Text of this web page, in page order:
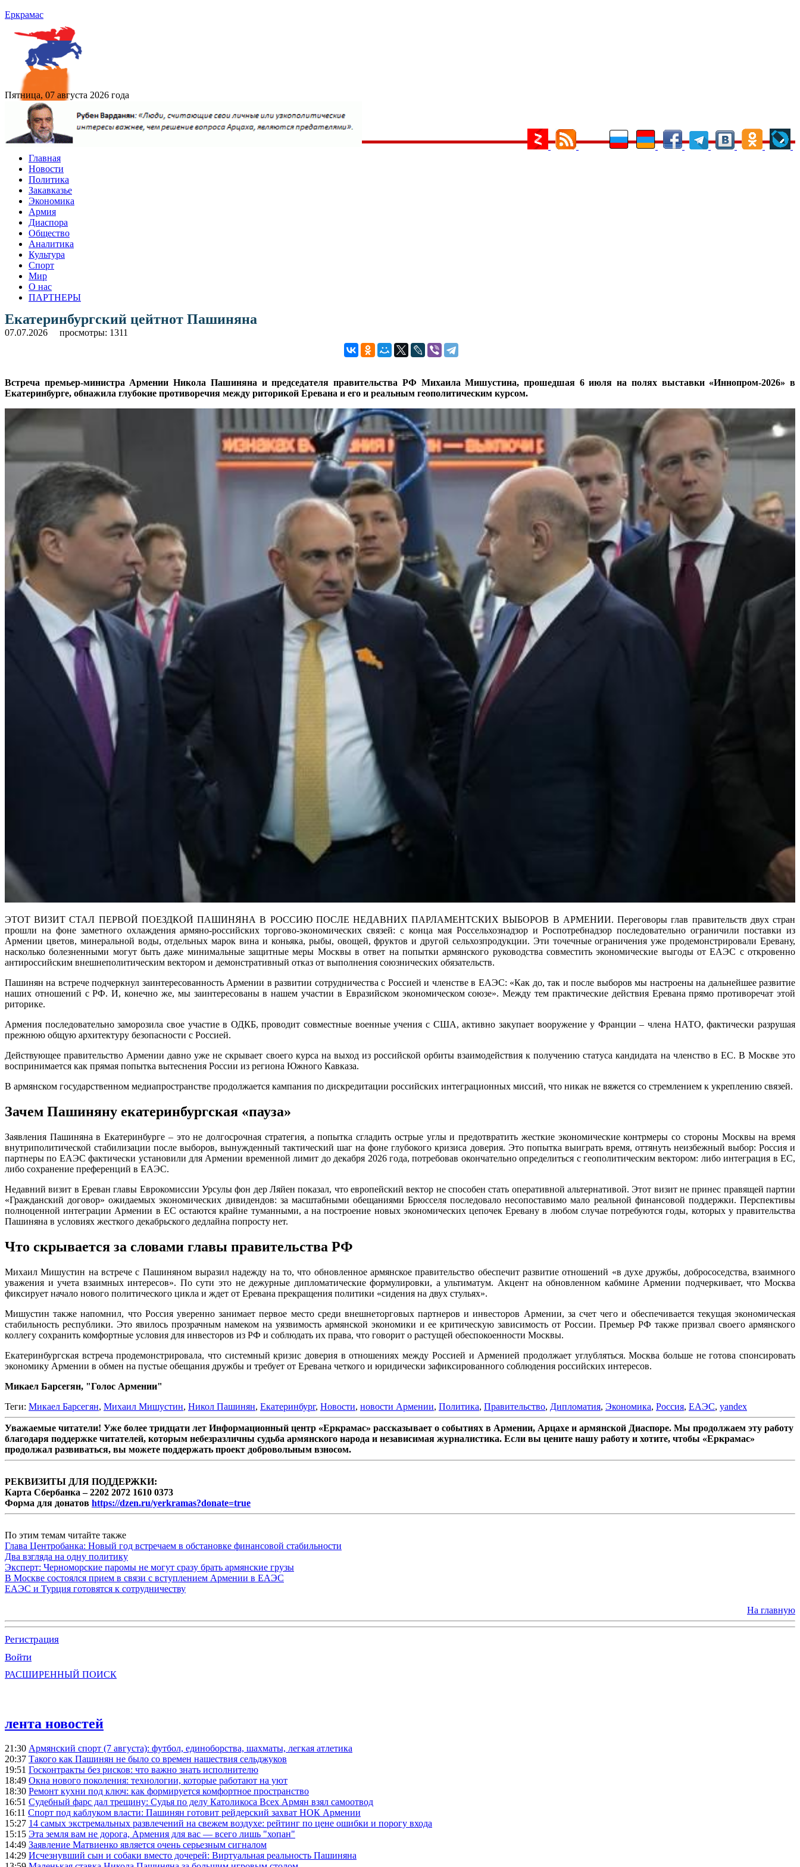
Еркрамас
Пятница, 07 августа 2026 года
Главная
Новости
Политика
Закавказье
Экономика
Армия
Диаспора
Общество
Аналитика
Культура
Спорт
Мир
О нас
ПАРТНЕРЫ
Екатеринбургский цейтнот Пашиняна
07.07.2026 просмотры: 1311
Встреча премьер-министра Армении Никола Пашиняна и председателя правительства РФ Михаила Мишустина, прошедшая 6 июля на полях выставки «Иннопром-2026» в
Екатеринбурге, обнажила глубокие противоречия между риторикой Еревана и его и реальным геополитическим курсом.
ЭТОТ ВИЗИТ СТАЛ ПЕРВОЙ ПОЕЗДКОЙ ПАШИНЯНА В РОССИЮ ПОСЛЕ НЕДАВНИХ ПАРЛАМЕНТСКИХ ВЫБОРОВ В АРМЕНИИ. Переговоры глав правительств двух стран
прошли на фоне заметного охлаждения армяно-российских торгово-экономических связей: с конца мая Россельхознадзор и Роспотребнадзор последовательно ограничили поставки из
Армении цветов, минеральной воды, отдельных марок вина и коньяка, рыбы, овощей, фруктов и другой сельхозпродукции. Эти точечные ограничения уже продемонстрировали Еревану,
насколько болезненными могут быть даже минимальные защитные меры Москвы в ответ на попытки армянского руководства совместить экономические выгоды от ЕАЭС с откровенно
антироссийским внешнеполитическим вектором и демонстративный отказ от выполнения союзнических обязательств.
Пашинян на встрече подчеркнул заинтересованность Армении в развитии сотрудничества с Россией и членстве в ЕАЭС: «Как до, так и после выборов мы настроены на дальнейшее развитие
наших отношений с РФ. И, конечно же, мы заинтересованы в нашем участии в Евразийском экономическом союзе». Между тем практические действия Еревана прямо противоречат этой
риторике.
Армения последовательно заморозила свое участие в ОДКБ, проводит совместные военные учения с США, активно закупает вооружение у Франции – члена НАТО, фактически разрушая
прежнюю общую архитектуру безопасности с Россией.
Действующее правительство Армении давно уже не скрывает своего курса на выход из российской орбиты взаимодействия к получению статуса кандидата на членство в ЕС. В Москве это
воспринимается как прямая попытка вытеснения России из региона Южного Кавказа.
В армянском государственном медиапространстве продолжается кампания по дискредитации российских интеграционных миссий, что никак не вяжется со стремлением к укреплению связей.
Зачем Пашиняну екатеринбургская «пауза»
Заявления Пашиняна в Екатеринбурге – это не долгосрочная стратегия, а попытка сгладить острые углы и предотвратить жесткие экономические контрмеры со стороны Москвы на время
внутриполитической стабилизации после выборов, вынужденный тактический шаг на фоне глубокого кризиса доверия. Это попытка выиграть время, оттянуть неизбежный выбор: Россия и
партнеры по ЕАЭС фактически установили для Армении временной лимит до декабря 2026 года, потребовав окончательно определиться с геополитическим вектором: либо интеграция в ЕС,
либо сохранение преференций в ЕАЭС.
Недавний визит в Ереван главы Еврокомиссии Урсулы фон дер Ляйен показал, что европейский вектор не способен стать оперативной альтернативой. Этот визит не принес правящей партии
«Гражданский договор» ожидаемых экономических дивидендов: за масштабными обещаниями Брюсселя последовало несопоставимо мало реальной финансовой поддержки. Перспективы
полноценной интеграции Армении в ЕС остаются крайне туманными, а на построение новых экономических цепочек Еревану в любом случае потребуются годы, которых у правительства
Пашиняна в условиях жесткого декабрьского дедлайна попросту нет.
Что скрывается за словами главы правительства РФ
Михаил Мишустин на встрече с Пашиняном выразил надежду на то, что обновленное армянское правительство обеспечит развитие отношений «в духе дружбы, добрососедства, взаимного
уважения и учета взаимных интересов». По сути это не дежурные дипломатические формулировки, а ультиматум. Акцент на обновленном кабмине Армении подчеркивает, что Москва
фиксирует начало нового политического цикла и ждет от Еревана прекращения политики «сидения на двух стульях».
Мишустин также напомнил, что Россия уверенно занимает первое место среди внешнеторговых партнеров и инвесторов Армении, за счет чего и обеспечивается текущая экономическая
стабильность республики. Это явилось прозрачным намеком на уязвимость армянской экономики и ее критическую зависимость от России. Премьер РФ также призвал своего армянского
коллегу сохранить комфортные условия для инвесторов из РФ и соблюдать их права, что говорит о растущей обеспокоенности Москвы.
Екатеринбургская встреча продемонстрировала, что системный кризис доверия в отношениях между Россией и Арменией продолжает углубляться. Москва больше не готова спонсировать
экономику Армении в обмен на пустые обещания дружбы и требует от Еревана четкого и юридически зафиксированного соблюдения российских интересов.
Микаел Барсегян, "Голос Армении"
Теги: Микаел Барсегян, Михаил Мишустин, Никол Пашинян, Екатеринбург, Новости, новости Армении, Политика, Правительство, Дипломатия, Экономика, Россия, ЕАЭС, yandex
Уважаемые читатели! Уже более тридцати лет Информационный центр «Еркрамас» рассказывает о событиях в Армении, Арцахе и армянской Диаспоре. Мы продолжаем эту работу
благодаря поддержке читателей, которым небезразличны судьба армянского народа и независимая журналистика. Если вы цените нашу работу и хотите, чтобы «Еркрамас»
продолжал развиваться, вы можете поддержать проект добровольным взносом.
РЕКВИЗИТЫ ДЛЯ ПОДДЕРЖКИ:
Карта Сбербанка – 2202 2072 1610 0373
Форма для донатов https://dzen.ru/yerkramas?donate=true
По этим темам читайте также
Глава Центробанка: Новый год встречаем в обстановке финансовой стабильности
Два взгляда на одну политику
Эксперт: Черноморские паромы не могут сразу брать армянские грузы
В Москве состоялся прием в связи с вступлением Армении в ЕАЭС
ЕАЭС и Турция готовятся к сотрудничеству
На главную
Регистрация
Войти
РАСШИРЕННЫЙ ПОИСК
лента новостей
21:30 Армянский спорт (7 августа): футбол, единоборства, шахматы, легкая атлетика
20:37 Такого как Пашинян не было со времен нашествия сельджуков
19:51 Госконтракты без рисков: что важно знать исполнителю
18:49 Окна нового поколения: технологии, которые работают на уют
18:30 Ремонт кухни под ключ: как формируется комфортное пространство
16:51 Судебный фарс дал трещину: Судья по делу Католикоса Всех Армян взял самоотвод
16:11 Спорт под каблуком власти: Пашинян готовит рейдерский захват НОК Армении
15:27 14 самых экстремальных развлечений на свежем воздухе: рейтинг по цене ошибки и порогу входа
15:15 Эта земля вам не дорога, Армения для вас — всего лишь "хопан"
14:49 Заявление Матвиенко является очень серьезным сигналом
14:29 Исчезнувший сын и собаки вместо дочерей: Виртуальная реальность Пашиняна